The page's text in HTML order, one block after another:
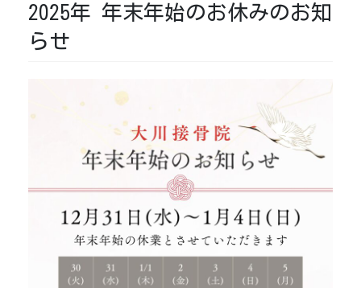
2025年 年末年始のお休みのお知
らせ